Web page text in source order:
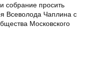
собрание просить
Всеволода Чаплина с
Московского